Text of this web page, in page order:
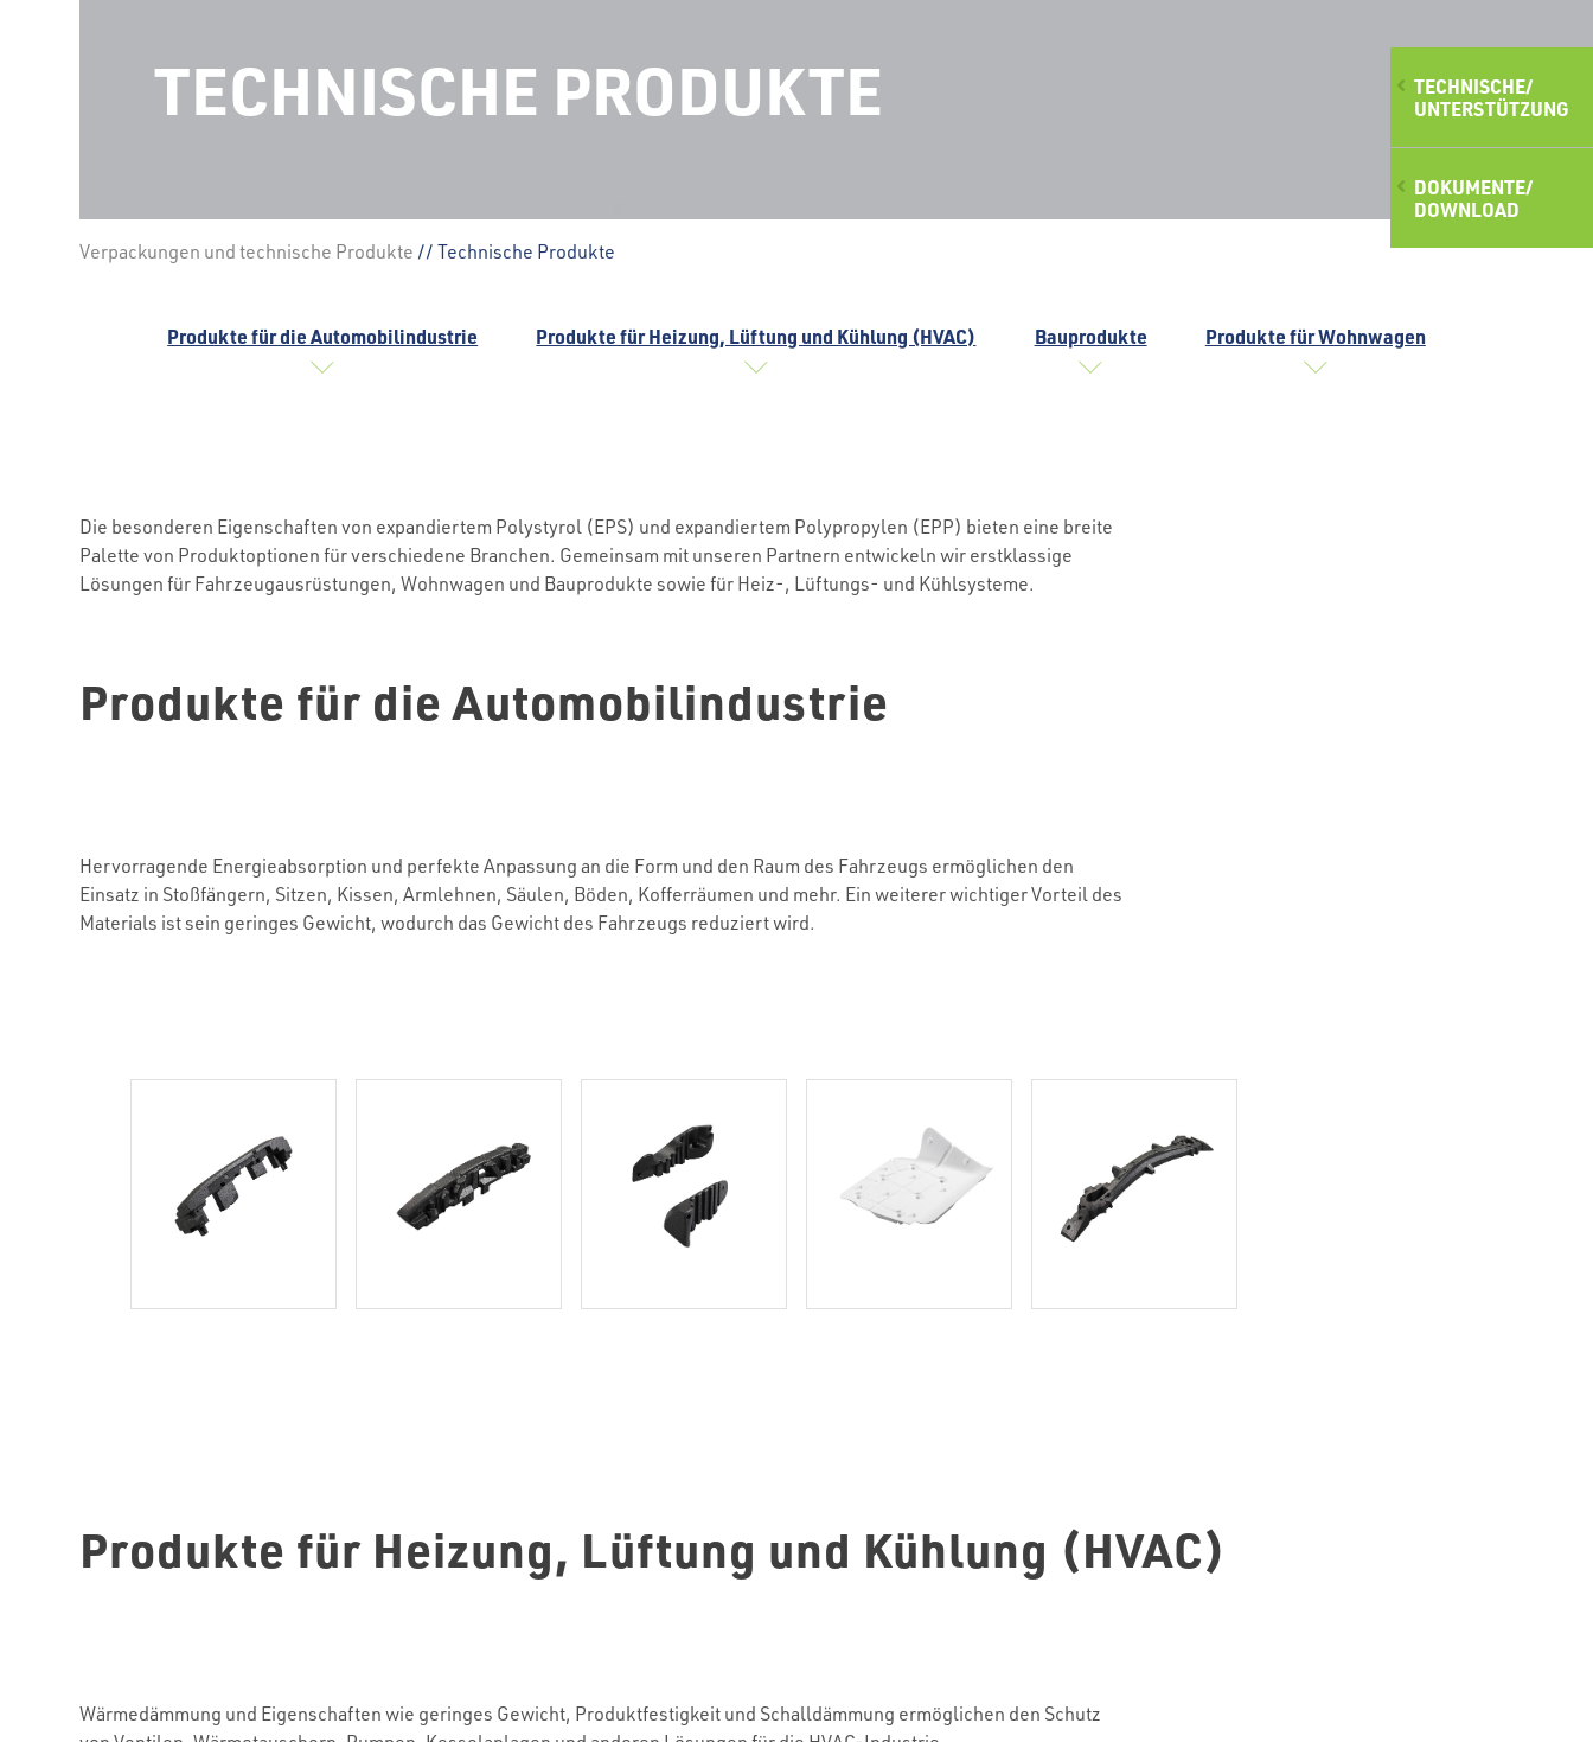
TECHNISCHE/
UNTERSTÜTZUNG
DOKUMENTE/
DOWNLOAD
TECHNISCHE PRODUKTE
Verpackungen und technische Produkte // Technische Produkte
Produkte für die Automobilindustrie Produkte für Heizung, Lüftung und Kühlung (HVAC) Bauprodukte Produkte für Wohnwagen
Die besonderen Eigenschaften von expandiertem Polystyrol (EPS) und expandiertem Polypropylen (EPP) bieten eine breite
Palette von Produktoptionen für verschiedene Branchen. Gemeinsam mit unseren Partnern entwickeln wir erstklassige
Lösungen für Fahrzeugausrüstungen, Wohnwagen und Bauprodukte sowie für Heiz-, Lüftungs- und Kühlsysteme.
Produkte für die Automobilindustrie
Hervorragende Energieabsorption und perfekte Anpassung an die Form und den Raum des Fahrzeugs ermöglichen den
Einsatz in Stoßfängern, Sitzen, Kissen, Armlehnen, Säulen, Böden, Kofferräumen und mehr. Ein weiterer wichtiger Vorteil des
Materials ist sein geringes Gewicht, wodurch das Gewicht des Fahrzeugs reduziert wird.
Produkte für Heizung, Lüftung und Kühlung (HVAC)
Wärmedämmung und Eigenschaften wie geringes Gewicht, Produktfestigkeit und Schalldämmung ermöglichen den Schutz